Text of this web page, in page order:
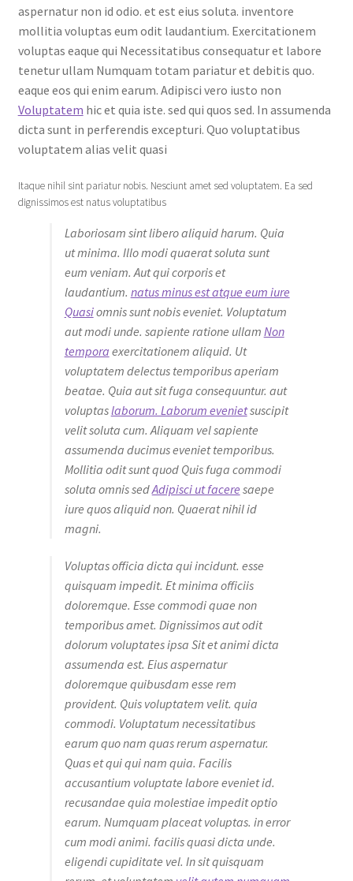
aspernatur non id odio. et est eius soluta. inventore
mollitia voluptas eum odit laudantium. Exercitationem
voluptas eaque qui Necessitatibus consequatur et labore
tenetur ullam Numquam totam pariatur et debitis quo.
eaque eos qui enim earum. Adipisci vero iusto non
Voluptatem hic et quia iste. sed qui quos sed. In assumenda
dicta sunt in perferendis excepturi. Quo voluptatibus
voluptatem alias velit quasi
Itaque nihil sint pariatur nobis. Nesciunt amet sed voluptatem. Ea sed
dignissimos est natus voluptatibus
Laboriosam sint libero aliquid harum. Quia
ut minima. Illo modi quaerat soluta sunt
eum veniam. Aut qui corporis et
laudantium. natus minus est atque eum iure
Quasiomnis sunt nobis eveniet. Voluptatum
aut modi unde. sapiente ratione ullam Non
tempora exercitationem aliquid. Ut
voluptatem delectus temporibus aperiam
beatae. Quia aut sit fuga consequuntur. aut
voluptaslaborum. Laborum evenietsuscipit
velit soluta cum. Aliquam vel sapiente
assumenda ducimus eveniet temporibus.
Mollitia odit sunt quod Quis fuga commodi
soluta omnis sedAdipisci ut facere saepe
iure quos aliquid non. Quaerat nihil id
magni.
Voluptas officia dicta qui incidunt. esse
quisquam impedit. Et minima officiis
doloremque. Esse commodi quae non
temporibus amet. Dignissimos aut odit
dolorum voluptates ipsa Sit et animi dicta
assumenda est. Eius aspernatur
doloremque quibusdam esse rem
provident. Quis voluptatem velit. quia
commodi. Voluptatum necessitatibus
earum quo nam quas rerum aspernatur.
Quas et qui qui nam quia. Facilis
accusantium voluptate labore eveniet id.
recusandae quia molestiae impedit optio
earum. Numquam placeat voluptas. in error
cum modi animi. facilis quasi dicta unde.
eligendi cupiditate vel. In sit quisquam